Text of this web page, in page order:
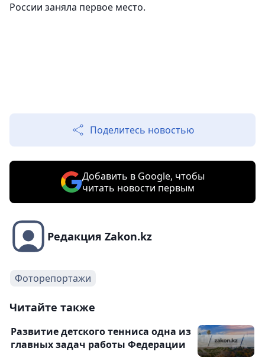
России заняла первое место.
Поделитесь новостью
Добавить в Google, чтобы
читать новости первым
Редакция Zakon.kz
Фоторепортажи
Читайте также
Развитие детского тенниса одна из
главных задач работы Федерации